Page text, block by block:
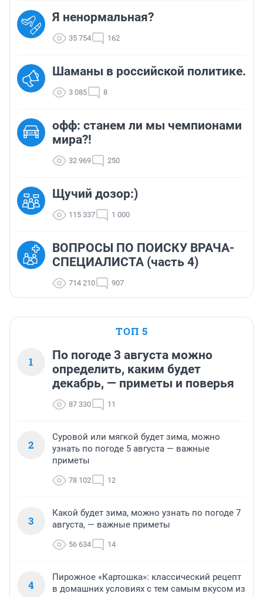
Я ненормальная?
35 754 162
Шаманы в российской политике.
3 085 8
офф: станем ли мы чемпионами
мира?!
32 969 250
Щучий дозор:)
115 337 1 000
ВОПРОСЫ ПО ПОИСКУ ВРАЧА-
СПЕЦИАЛИСТА (часть 4)
714 210 907
ТОП 5
1
По погоде 3 августа можно
определить, каким будет
декабрь, — приметы и поверья
87 330 11
2
Суровой или мягкой будет зима, можно
узнать по погоде 5 августа — важные
приметы
78 102 12
3
Какой будет зима, можно узнать по погоде 7
августа, — важные приметы
56 634 14
4
Пирожное «Картошка»: классический рецепт
в домашних условиях с тем самым вкусом из